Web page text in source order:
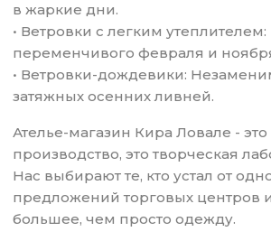
в жаркие дни.
• Ветровки с легким
переменчивого февраля и
• Ветровки-дождевики:
затяжных осенних ливней.
Ателье-магазин Кира Ловале -
производство, это творческая
Нас выбирают те, кто устал от
предложений торговых центров
большее, чем просто одежду.